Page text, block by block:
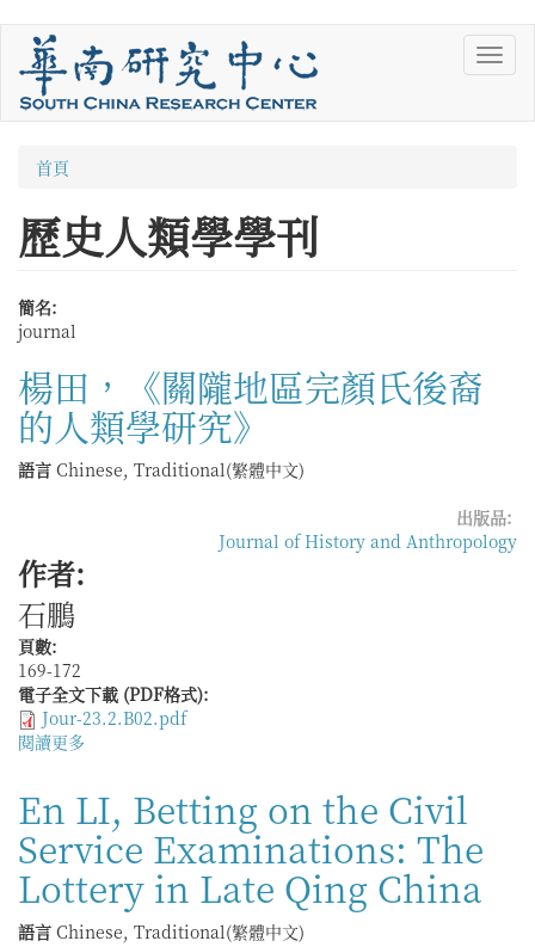
您
在
這
首頁
歷史人類學學刊
簡名:
journal
楊田，《關隴地區完顏氏後裔
的人類學研究》
語言 Chinese, Traditional(繁體中文)
出版品:
Journal of History and Anthropology
作者:
石鵬
頁數:
169-172
電子全文下載 (PDF格式):
Jour-23.2.B02.pdf
閱讀更多
田，
《關
隴
地
區
完
En LI, Betting on the Civil
Service Examinations: The
Lottery in Late Qing China
語言 Chinese, Traditional(繁體中文)